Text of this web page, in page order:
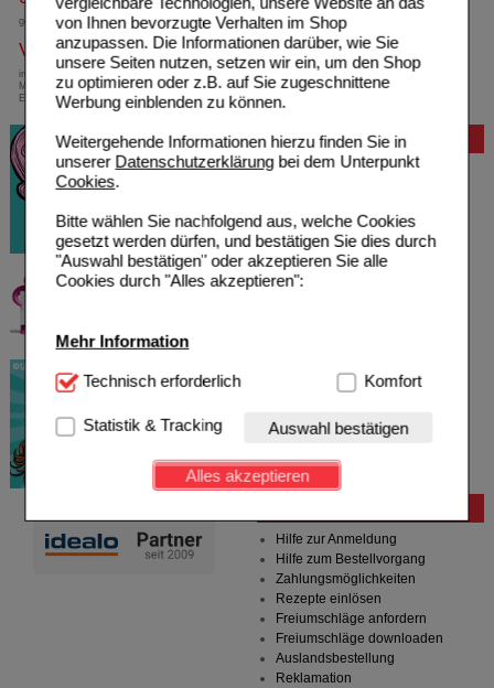
von Ihnen bevorzugte Verhalten im Shop
anzupassen. Die Informationen darüber, wie Sie
unsere Seiten nutzen, setzen wir ein, um den Shop
zu optimieren oder z.B. auf Sie zugeschnittene
Werbung einblenden zu können.
Weitergehende Informationen hierzu finden Sie in
unserer Datenschutzerklärungbei dem Unterpunkt
Cookies.
Bitte wählen Sie nachfolgend aus, welche Cookies
gesetzt werden dürfen, und bestätigen Sie dies durch
"Auswahl bestätigen" oder akzeptieren Sie alle
Cookies durch "Alles akzeptieren":
Mehr Information
Technisch Notwendig:Hierbei handelt es sich um
Website notwendig sind (z.B. Navigation, Warenkorb,
Kundenkonto), weshalb auf diese nicht verzichtet
werden kann.
Einkaufserlebnis noch ansprechender zu gestalten,
beispielsweise für die Wiedererkennung des
Besuchers oder unsere Seite an bevorzugte
Verhaltensweisen (z.B. Spracheinstellung)
anzupassen. Komfort-Cookies ermöglichen es uns
auch auf Ihre Bedürfnisse zugeschrittene Inhalte
anzuzeigen und unser Partnerprogramm zu
Technisch erforderlich Komfort
Statistik & Tracking Auswahl bestätigen
Alles akzeptieren
gebührenfreie Rufnummer
Versandkostenfrei
innerhalb Deutschlands bei einem
Mindestbestellwert von 13,99 Euro oder bei
Einsendung eines Kassenrezeptes
Bewertung
Hilfe zur Anmeldung
Hilfe zum Bestellvorgang
Zahlungsmöglichkeiten
Rezepte einlösen
Freiumschläge anfordern
Freiumschläge downloaden
Auslandsbestellung
Reklamation